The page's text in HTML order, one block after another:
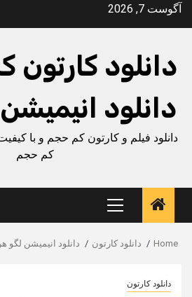
Skipآگوست 7, 2026
دانلود
دانلود
دانلود فیلم و کارتون کم حجم و با
کم حجم
Primary
Menu
Home دانلود کارتون دانلود انیمیشن لگو
دانلود کارتون